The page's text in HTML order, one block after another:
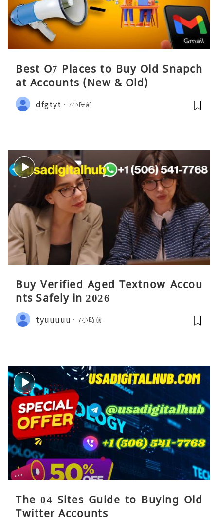
Best O7 Places to Buy Old Snapch
at Accounts (New & Old)
dfgtyt 7小時前
Buy Verified Aged Textnow Accou
nts Safely in 2026
tyuuuuu 7小時前
The 04 Sites Guide to Buying Old
Twitter Accounts